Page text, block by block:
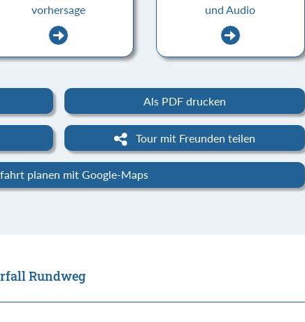
vorhersage
und Audio
Als PDF drucken
Tour mit Freunden teilen
planen mit Google-Maps
Rundweg